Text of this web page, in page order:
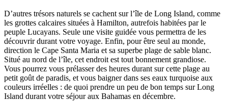
D’autres trésors naturels se cachent sur l’île de Long Island, comme
les grottes calcaires situées à Hamilton, autrefois habitées par le
peuple Lucayans. Seule une visite guidée vous permettra de les
découvrir durant votre voyage. Enfin, pour être seul au monde,
direction le Cape Santa Maria et sa superbe plage de sable blanc.
Situé au nord de l’île, cet endroit est tout bonnement grandiose.
Vous pourrez vous prélasser des heures durant sur cette plage au
petit goût de paradis, et vous baigner dans ses eaux turquoise aux
couleurs irréelles : de quoi prendre un peu de bon temps sur Long
Island durant votre séjour aux Bahamas en décembre.